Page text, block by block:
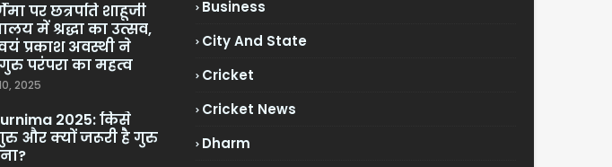
पर छत्रपति शाहूजी
में श्रद्धा का उत्सव,
प्रकाश अवस्थी ने
परंपरा का महत्व
2025
2025: किसे
और क्यों जरूरी है गुरु
Business
City And State
Cricket
Cricket News
Dharm